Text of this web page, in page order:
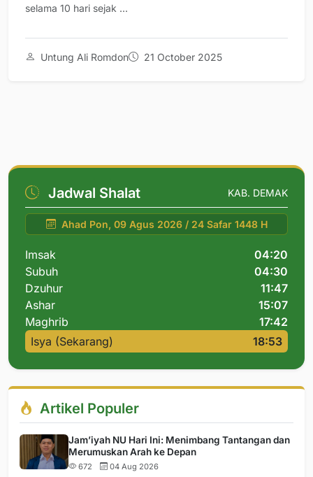
selama 10 hari sejak ...
Untung Ali Romdon 21 October 2025
Jadwal Shalat KAB. DEMAK
Ahad Pon, 09 Agus 2026 / 24 Safar 1448 H
Imsak
04:20
Subuh
04:30
Dzuhur
11:47
Ashar
15:07
Maghrib
17:42
Isya (Sekarang)
18:53
Artikel Populer
Jam’iyah NU Hari Ini: Menimbang Tantangan dan
Merumuskan Arah ke Depan
672 04 Aug 2026